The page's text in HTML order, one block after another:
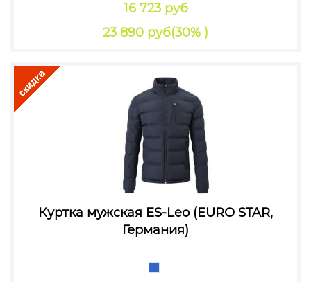
16 723 руб
23 890 руб(30% )
Куртка мужская ES-Leo (EURO STAR,
Германия)